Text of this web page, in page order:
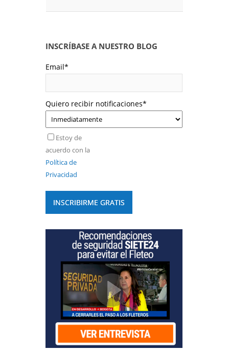
INSCRÍBASE A NUESTRO BLOG
Email*
Quiero recibir notificaciones*
Estoy de
acuerdo con la
Política de
Privacidad